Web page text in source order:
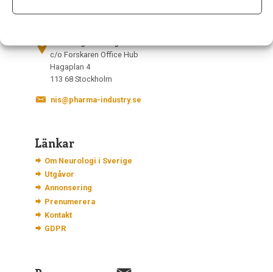
Kontakt
c/o Forskaren Office Hub
Hagaplan 4
113 68 Stockholm
nis@pharma-industry.se
Länkar
Om Neurologi i Sverige
Utgåvor
Annonsering
Prenumerera
Kontakt
GDPR